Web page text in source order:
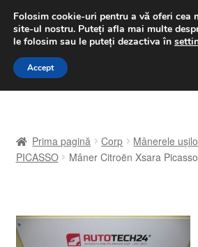
LIVRARE de la 33 lei
luni-vineri 9 a.m. - 4 p.m.031
Sari
Sari
A lua legatura
Coș
Prima pagină Corp Mânerele
PICASSO
Mâner Citroën Xsara
Folosim cookie-uri pentru a vă oferi cea
site-ul nostru. Puteți afla mai multe
le folosim sau le puteți dezactiva în
Accept